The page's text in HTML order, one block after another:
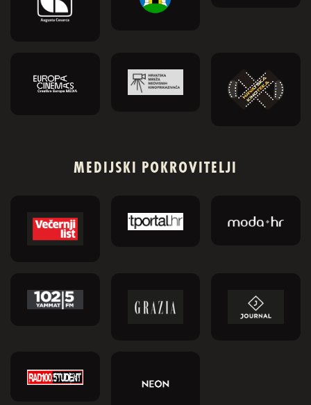
MEDIJSKI POKROVITELJI